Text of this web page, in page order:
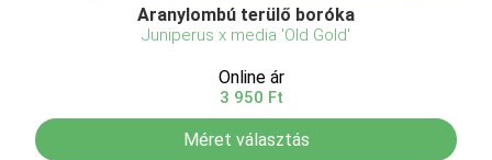
Aranylombú terülő boróka
Juniperus x media 'Old Gold'
Online ár
3 950 Ft
Méret választás